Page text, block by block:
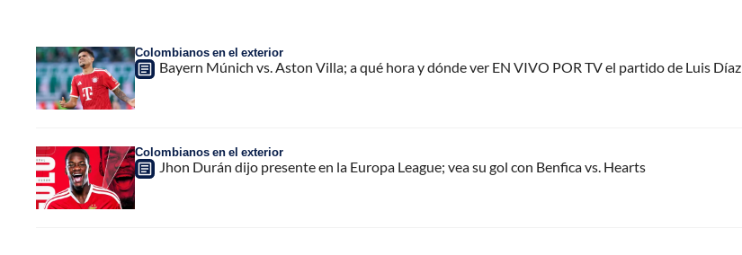
Colombianos en el exterior
Bayern Múnich vs. Aston Villa; a qué hora y dónde ver EN VIVO POR TV el partido de Luis Díaz
Colombianos en el exterior
Jhon Durán dijo presente en la Europa League; vea su gol con Benfica vs. Hearts